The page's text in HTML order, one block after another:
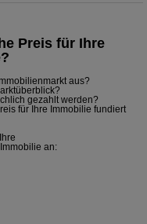
Preis für Ihre
aus?
gezahlt werden?
für Ihre Immobilie fundiert
an: